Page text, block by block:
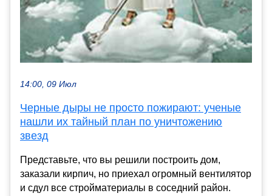
14:00, 09 Июл
Черные дыры не просто пожирают: ученые
нашли их тайный план по уничтожению
звезд
Представьте, что вы решили построить дом,
заказали кирпич, но приехал огромный вентилятор
и сдул все стройматериалы в соседний район.